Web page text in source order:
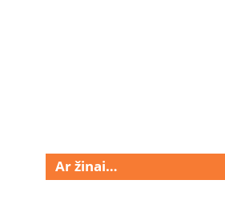
Ar žinai…